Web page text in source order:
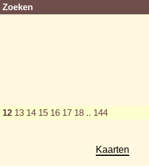
Zoeken
12 13 14 15 16 17 18 .. 144
Kaarten